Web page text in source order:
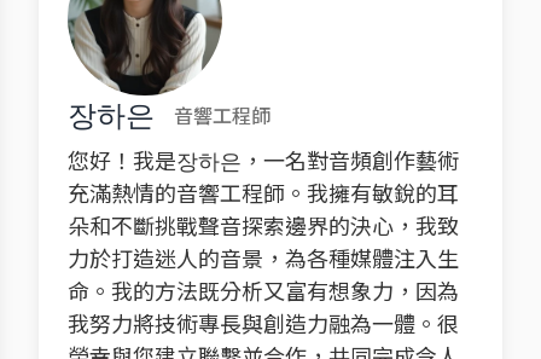
장하은 音響工程師
您好！我是장하은，一名對音頻創作藝術
充滿熱情的音響工程師。我擁有敏銳的耳
朵和不斷挑戰聲音探索邊界的決心，我致
力於打造迷人的音景，為各種媒體注入生
命。我的方法既分析又富有想象力，因為
我努力將技術專長與創造力融為一體。很